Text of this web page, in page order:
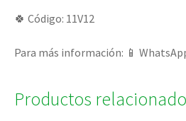
🍀 Código: 11V12
Para más información: 📱
Productos